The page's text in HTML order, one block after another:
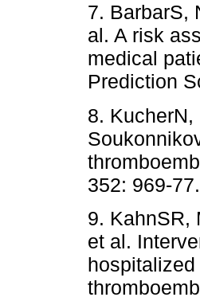
7. BarbarS,
al. A risk
medical
Prediction
8.
352: 969-
9. KahnSR,
et al.